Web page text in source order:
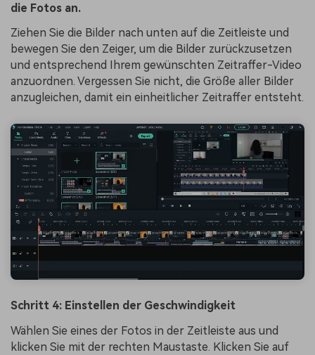
die Fotos an.
Ziehen Sie die Bilder nach unten auf die Zeitleiste und
bewegen Sie den Zeiger, um die Bilder zurückzusetzen
und entsprechend Ihrem gewünschten Zeitraffer-Video
anzuordnen. Vergessen Sie nicht, die Größe aller Bilder
anzugleichen, damit ein einheitlicher Zeitraffer entsteht.
Schritt 4: Einstellen der Geschwindigkeit
Wählen Sie eines der Fotos in der Zeitleiste aus und
klicken Sie mit der rechten Maustaste. Klicken Sie auf